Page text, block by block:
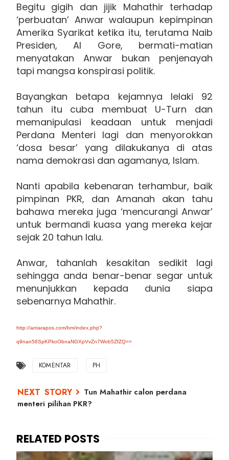
Begitu gigih dan jijik Mahathir terhadap
‘perbuatan’ Anwar walaupun kepimpinan
Amerika Syarikat ketika itu, terutama Naib
Presiden, Al Gore, bermati-matian
menyatakan Anwar bukan penjenayah
tapi mangsa konspirasi politik.
Bayangkan betapa kejamnya lelaki 92
tahun itu cuba membuat U-Turn dan
memanipulasi keadaan untuk menjadi
Perdana Menteri lagi dan menyorokkan
‘dosa besar’ yang dilakukanya di atas
nama demokrasi dan agamanya, Islam.
Nanti apabila kebenaran terhambur, baik
pimpinan PKR, dan Amanah akan tahu
bahawa mereka juga ‘mencurangi Anwar’
untuk bermandi kuasa yang mereka kejar
sejak 20 tahun lalu.
Anwar, tahanlah kesakitan sedikit lagi
sehingga anda benar-benar segar untuk
menunjukkan kepada dunia siapa
sebenarnya Mahathir.
http://antarapos.com/bm/index.php?
q9nan56SpKPkoObnaNGXpVvZn7Wob5ZfZQ==
KOMENTAR PH
Tun Mahathir calon perdana
menteri pilihan PKR?